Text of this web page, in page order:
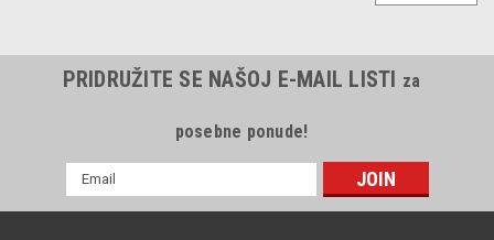
PRIDRUŽITE SE NAŠOJ E-MAIL LISTI za
posebne ponude!
mail